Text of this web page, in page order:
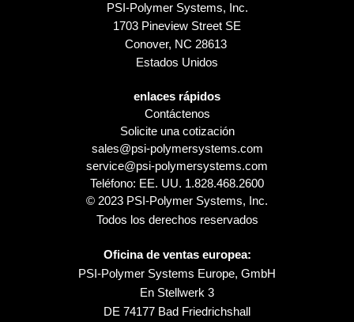
PSI-Polymer Systems, Inc.
1703 Pineview Street SE
Conover, NC 28613
Estados Unidos
enlaces rápidos
Contáctenos
Solicite una cotización
sales@psi-polymersystems.com
service@psi-polymersystems.com
Teléfono: EE. UU. 1.828.468.2600
© 2023 PSI-Polymer Systems, Inc.
Todos los derechos reservados
Oficina de ventas europea:
PSI-Polymer Systems Europe, GmbH
En Stellwerk 3
DE 74177 Bad Friedrichshall